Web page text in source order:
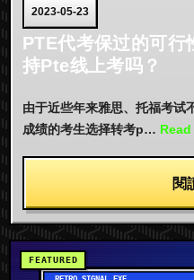
2023-05-23
PTE代考保过的可行
持Pte线上考吗？
由于近些年来雅思、托福考试
成绩的考生选择转考p…
閱